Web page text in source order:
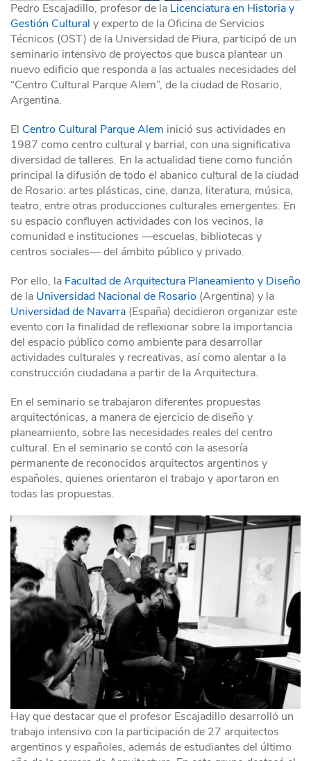
Pedro Escajadillo, profesor de la Licenciatura en Historia y
Gestión Cultural y experto de la Oficina de Servicios
Técnicos (OST) de la Universidad de Piura, participó de un
seminario intensivo de proyectos que busca plantear un
nuevo edificio que responda a las actuales necesidades del
“Centro Cultural Parque Alem”, de la ciudad de Rosario,
Argentina.
El Centro Cultural Parque Alem inició sus actividades en
1987 como centro cultural y barrial, con una significativa
diversidad de talleres. En la actualidad tiene como función
principal la difusión de todo el abanico cultural de la ciudad
de Rosario: artes plásticas, cine, danza, literatura, música,
teatro, entre otras producciones culturales emergentes. En
su espacio confluyen actividades con los vecinos, la
comunidad e instituciones —escuelas, bibliotecas y
centros sociales— del ámbito público y privado.
Por ello, la Facultad de Arquitectura Planeamiento y Diseño
de la Universidad Nacional de Rosario (Argentina) y la
Universidad de Navarra (España) decidieron organizar este
evento con la finalidad de reflexionar sobre la importancia
del espacio público como ambiente para desarrollar
actividades culturales y recreativas, así como alentar a la
construcción ciudadana a partir de la Arquitectura.
En el seminario se trabajaron diferentes propuestas
arquitectónicas, a manera de ejercicio de diseño y
planeamiento, sobre las necesidades reales del centro
cultural. En el seminario se contó con la asesoría
permanente de reconocidos arquitectos argentinos y
españoles, quienes orientaron el trabajo y aportaron en
todas las propuestas.
Hay que destacar que el profesor Escajadillo desarrolló un
trabajo intensivo con la participación de 27 arquitectos
argentinos y españoles, además de estudiantes del último